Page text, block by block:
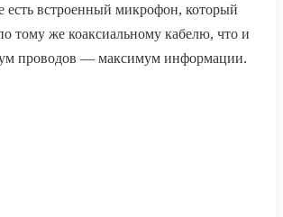
есть встроенный микрофон, который
тому же коаксиальному кабелю, что и
проводов — максимум информации.